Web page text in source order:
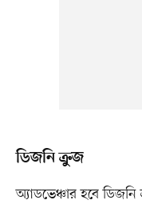
ডিজনি ক্রুজ
অ্যাডভেঞ্চার হবে